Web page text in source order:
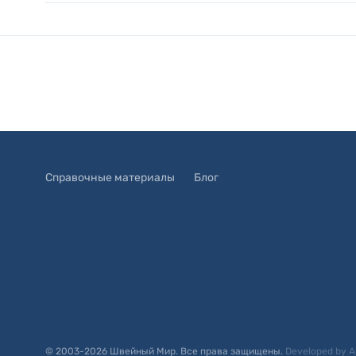
Справочные материалы Блог
© 2003-2026 Швейный Мир. Все права защищены. Developed by